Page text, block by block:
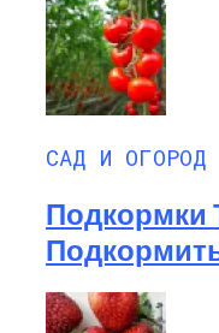
САД И ОГОРОД
Подкормки